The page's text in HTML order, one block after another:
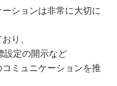
ションは非常に大切に
り、
設定の開示など
ミュニケーションを推